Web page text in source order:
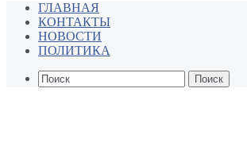
ГЛАВНАЯ
КОНТАКТЫ
НОВОСТИ
ПОЛИТИКА
Поиск